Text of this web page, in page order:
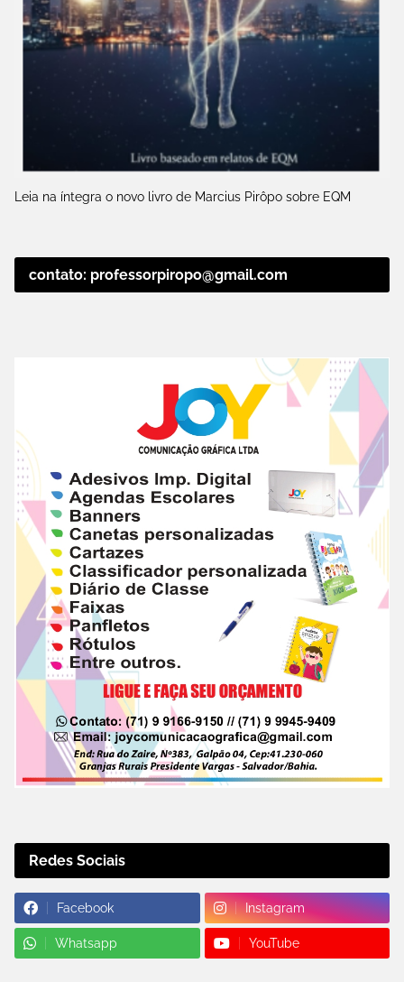
Leia na íntegra o novo livro de Marcius Pirôpo sobre EQM
contato: professorpiropo@gmail.com
Redes Sociais
Facebook Instagram
Whatsapp YouTube